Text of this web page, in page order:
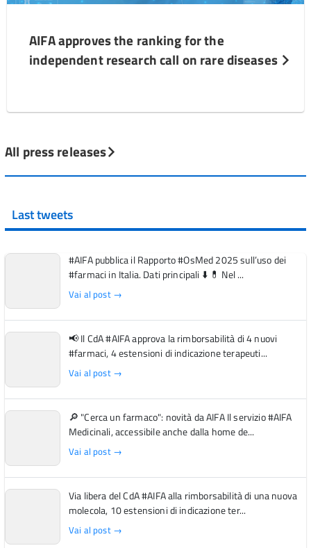
AIFA approves the ranking for the
independent research call on rare diseases
All press releases
Last tweets
#AIFA pubblica il Rapporto #OsMed 2025 sull’uso dei
#farmaci in Italia. Dati principali ⬇️ 💊 Nel ...
Vai al post →
📢 Il CdA #AIFA approva la rimborsabilità di 4 nuovi
#farmaci, 4 estensioni di indicazione terapeuti...
Vai al post →
🔎 "Cerca un farmaco": novità da AIFA Il servizio #AIFA
Medicinali, accessibile anche dalla home de...
Vai al post →
Via libera del CdA #AIFA alla rimborsabilità di una nuova
molecola, 10 estensioni di indicazione ter...
Vai al post →